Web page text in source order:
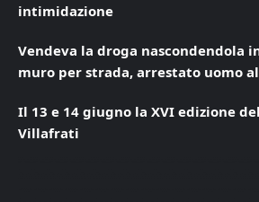
intimidazione
Vendeva la droga nascondendola
muro per strada, arrestato uomo
Il 13 e 14 giugno la XVI edizione
Villafrati